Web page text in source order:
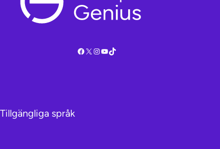
Facebook
X Instagram
YouTube
TikTok
Tillgängliga språk